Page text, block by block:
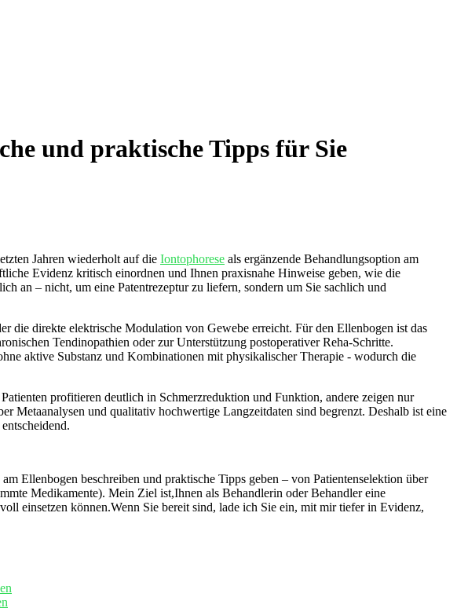
und praktische Tipps für Sie
Jahren wiederholt⁤ auf die Iontophorese als ⁢ergänzende Behandlungsoption ​am‍
Evidenz kritisch einordnen‍ und Ihnen praxisnahe ⁢Hinweise⁢ geben, wie‍ die
an – nicht,⁤ um eine Patentrezeptur zu liefern, sondern um Sie‌ sachlich und
die direkte⁣ elektrische Modulation von Gewebe‍ erreicht. Für‍ den Ellenbogen⁤ ist das
Tendinopathien oder zur Unterstützung⁤ postoperativer Reha-Schritte.
aktive Substanz und Kombinationen mit⁣ physikalischer Therapie -⁣ wodurch⁢ die
profitieren deutlich in Schmerzreduktion und Funktion, andere zeigen nur
Metaanalysen und qualitativ hochwertige Langzeitdaten sind‌ begrenzt. Deshalb‌ ist eine
Ellenbogen beschreiben⁣ und praktische Tipps geben – von Patientenselektion über
Medikamente). Mein ​Ziel ist,Ihnen als Behandlerin​ oder ​Behandler eine
einsetzen‍ können.Wenn Sie bereit sind, lade ich Sie⁤ ein, mit mir tiefer⁤ in Evidenz,